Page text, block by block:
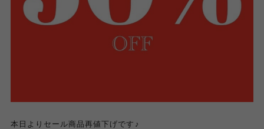
本日よりセール商品再値下げです♪